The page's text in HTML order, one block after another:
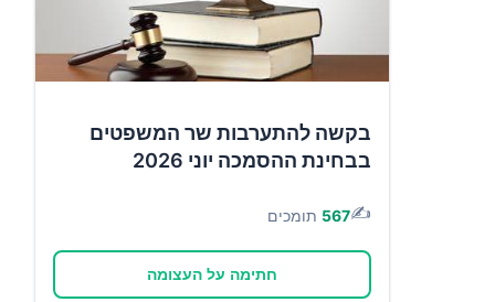
בקשה להתערבות שר המשפטים
בבחינת ההסמכה יוני 2026
✍️
567 תומכים
חתימה על העצומה